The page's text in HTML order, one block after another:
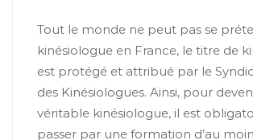
Tout le monde ne peut pas se
kinésiologue en France, le titre de
est protégé et attribué par le
des Kinésiologues. Ainsi, pour
véritable kinésiologue, il est
passer par une formation d’au